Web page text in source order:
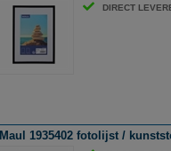
DIRECT
Maul 1935402 fotolijst /